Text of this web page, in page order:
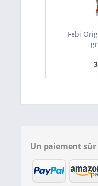
Febi
Un paiement